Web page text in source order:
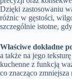
Dzięki zastosowaniu
różnic w gęstości,
szczególnie istotne,
Właściwe dokładne
a także na jego
kuchenne z funkcją
co znacząco